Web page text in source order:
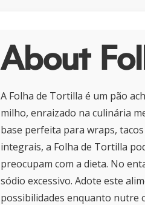
About
A Folha de Tortilla é um pão
milho, enraizado na culinária
base perfeita para wraps,
integrais, a Folha de Tortilla
preocupam com a dieta. No
sódio excessivo. Adote este
possibilidades enquanto nutre